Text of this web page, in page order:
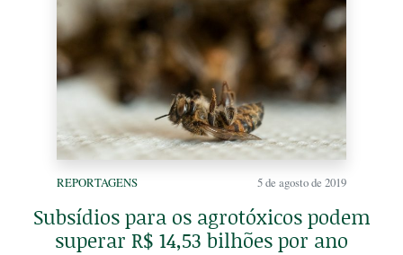
REPORTAGENS 5 de agosto de 2019
Subsídios para os agrotóxicos podem
superar R$ 14,53 bilhões por ano